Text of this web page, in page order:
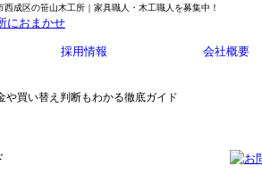
成区の笹山木工所｜家具職人・木工職人を募集中！
採用情報 会社概要
買い替え判断もわかる徹底ガイド